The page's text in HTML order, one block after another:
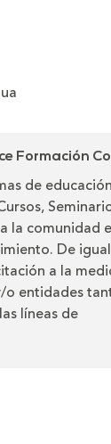
Formación
de
la comunidad
De
a la
o entidades
líneas de